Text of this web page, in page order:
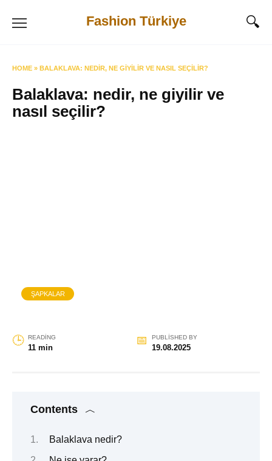
Fashion Türkiye
HOME » BALAKLAVA: NEDIR, NE GIYILIR VE NASIL SEÇILIR?
Balaklava: nedir, ne giyilir ve
nasıl seçilir?
ŞAPKALAR
READING
11 min
PUBLISHED BY
19.08.2025
Contents
Balaklava nedir?